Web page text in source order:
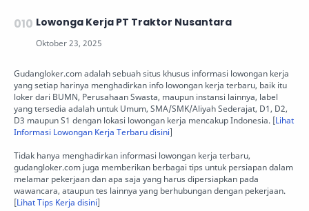
Lowonga Kerja PT Traktor Nusantara
Gudangloker.com adalah sebuah situs khusus informasi lowongan kerja
yang setiap harinya menghadirkan info lowongan kerja terbaru, baik itu
loker dari BUMN, Perusahaan Swasta, maupun instansi lainnya, label
yang tersedia adalah untuk Umum, SMA/SMK/Aliyah Sederajat, D1, D2,
D3 maupun S1 dengan lokasi lowongan kerja mencakup Indonesia. [Lihat
Informasi Lowongan Kerja Terbaru disini]
Tidak hanya menghadirkan informasi lowongan kerja terbaru,
gudangloker.com juga memberikan berbagai tips untuk persiapan dalam
melamar pekerjaan dan apa saja yang harus dipersiapkan pada
wawancara, ataupun tes lainnya yang berhubungan dengan pekerjaan.
[Lihat Tips Kerja disini]